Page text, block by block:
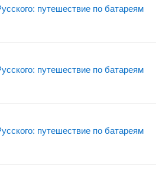
путешествие по батареям
путешествие по батареям
путешествие по батареям